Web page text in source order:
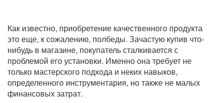
Как известно, приобретение качественного продукта
это еще, к сожалению, полбеды. Зачастую купив что-
нибудь в магазине, покупатель сталкивается с
проблемой его установки. Именно она требует не
только мастерского подхода и неких навыков,
определенного инструментария, но также не малых
финансовых затрат.